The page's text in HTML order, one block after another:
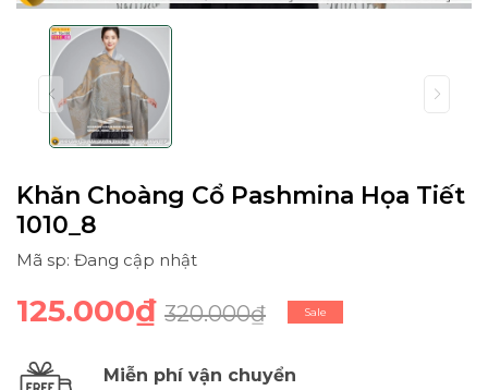
Khăn Choàng Cổ Pashmina Họa Tiết
1010_8
Mã sp: Đang cập nhật
125.000₫ 320.000₫ Sale
Miễn phí vận chuyển